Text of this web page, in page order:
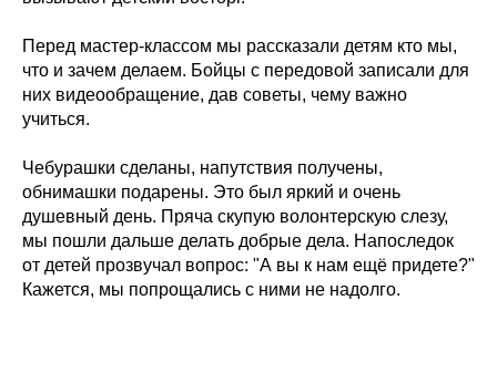
Перед мастер-классом мы рассказали детям кто мы,
что и зачем делаем. Бойцы с передовой записали для
них видеообращение, дав советы, чему важно
учиться.
Чебурашки сделаны, напутствия получены,
обнимашки подарены. Это был яркий и очень
душевный день. Пряча скупую волонтерскую слезу,
мы пошли дальше делать добрые дела. Напоследок
от детей прозвучал вопрос: "А вы к нам ещё придете?"
Кажется, мы попрощались с ними не надолго.